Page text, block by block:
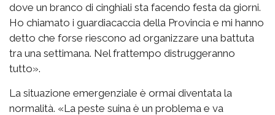
dove un branco di cinghiali sta facendo festa da giorni.
Ho chiamato i guardiacaccia della Provincia e mi hanno
detto che forse riescono ad organizzare una battuta
tra una settimana. Nel frattempo distruggeranno
tutto».
La situazione emergenziale è ormai diventata la
normalità. «La peste suina è un problema e va